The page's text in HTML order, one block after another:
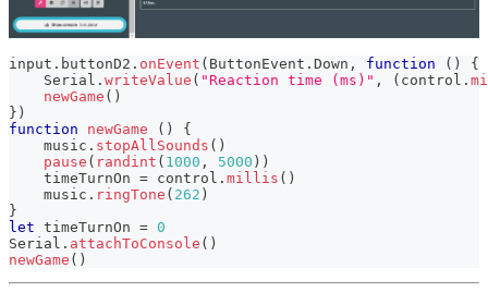
input . buttonD2 . onEvent ( ButtonEvent . Down , function ( )
{
Serial . writeValue ( "Reaction time (ms)" , ( control .
newGame ( )
} )
function
newGame ( )
{
    music
. stopAllSounds ( )
pause ( randint ( 1000 , 5000 ) )
    timeTurnOn
= control . millis ( )
    music
. ringTone ( 262 )
}
let timeTurnOn = 0
Serial . attachToConsole ( )
newGame ( )